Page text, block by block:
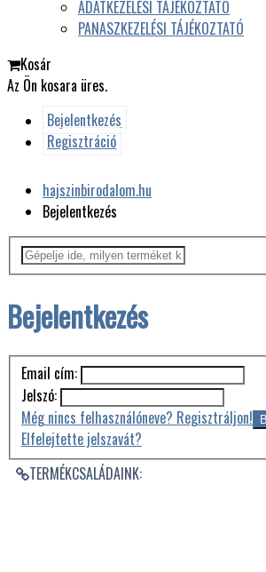
ADATKEZELÉSI TÁJÉKOZTATÓ
PANASZKEZELÉSI TÁJÉKOZTATÓ
Kosár
Az Ön kosara üres.
Bejelentkezés
Regisztráció
hajszinbirodalom.hu
Bejelentkezés
Bejelentkezés
Email cím:
Jelszó:
Még nincs felhasználóneve? Regisztráljon!
Elfelejtette jelszavát?
TERMÉKCSALÁDAINK: